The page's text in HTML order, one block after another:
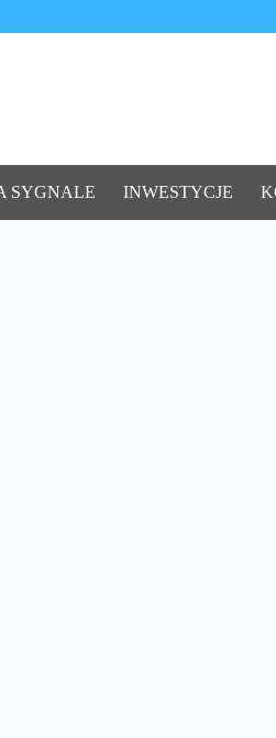
SYGNALE INWESTYCJE